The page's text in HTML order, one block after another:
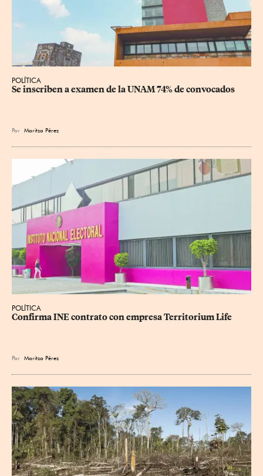
POLÍTICA
Se inscriben a examen de la UNAM 74% de convocados
Por Maritza Pérez
POLÍTICA
Confirma INE contrato con empresa Territorium Life
Por Maritza Pérez